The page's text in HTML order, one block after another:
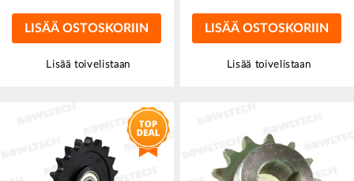
LISÄÄ OSTOSKORIIN
Lisää toivelistaan
LISÄÄ OSTOSKORIIN
Lisää toivelistaan